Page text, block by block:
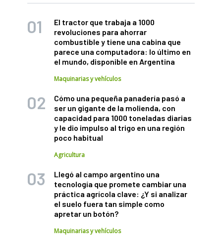
El tractor que trabaja a 1000
revoluciones para ahorrar
combustible y tiene una cabina que
parece una computadora: lo último en
el mundo, disponible en Argentina
Maquinarias y vehículos
Cómo una pequeña panadería pasó a
ser un gigante de la molienda, con
capacidad para 1000 toneladas diarias
y le dio impulso al trigo en una región
poco habitual
Agricultura
Llegó al campo argentino una
tecnología que promete cambiar una
práctica agrícola clave: ¿Y si analizar
el suelo fuera tan simple como
apretar un botón?
Maquinarias y vehículos